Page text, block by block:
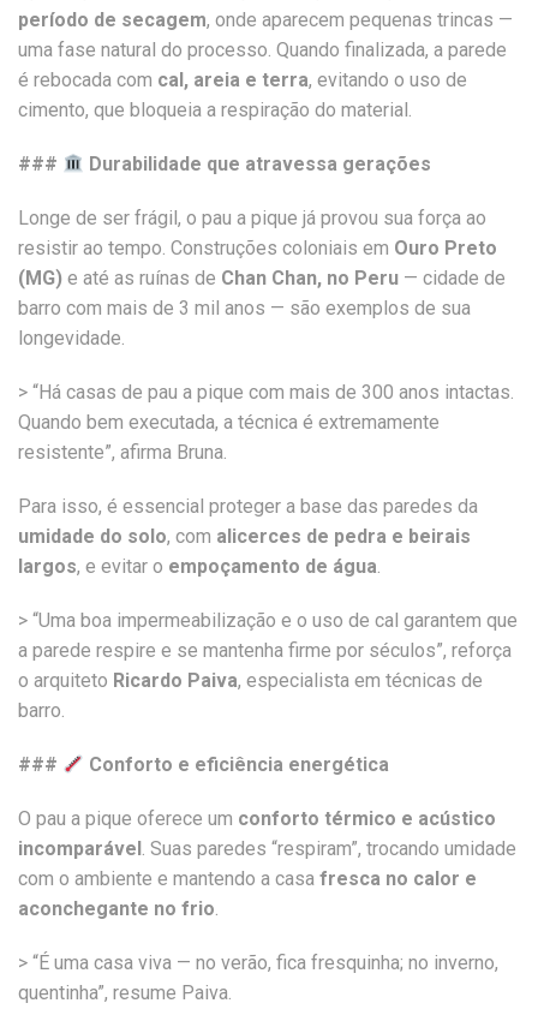
período de secagem, onde aparecem pequenas trincas —
uma fase natural do processo. Quando finalizada, a parede
é rebocada com cal, areia e terra, evitando o uso de
cimento, que bloqueia a respiração do material.
### Durabilidade que atravessa gerações
Longe de ser frágil, o pau a pique já provou sua força ao
resistir ao tempo. Construções coloniais em Ouro Preto
(MG) e até as ruínas de Chan Chan, no Peru — cidade de
barro com mais de 3 mil anos — são exemplos de sua
longevidade.
> “Há casas de pau a pique com mais de 300 anos intactas.
Quando bem executada, a técnica é extremamente
resistente”, afirma Bruna.
Para isso, é essencial proteger a base das paredes da
umidade do solo, com alicerces de pedra e beirais
largos, e evitar o empoçamento de água.
> “Uma boa impermeabilização e o uso de cal garantem que
a parede respire e se mantenha firme por séculos”, reforça
o arquiteto Ricardo Paiva, especialista em técnicas de
barro.
### Conforto e eficiência energética
O pau a pique oferece um conforto térmico e acústico
incomparável. Suas paredes “respiram”, trocando umidade
com o ambiente e mantendo a casa fresca no calor e
aconchegante no frio.
> “É uma casa viva — no verão, fica fresquinha; no inverno,
quentinha”, resume Paiva.